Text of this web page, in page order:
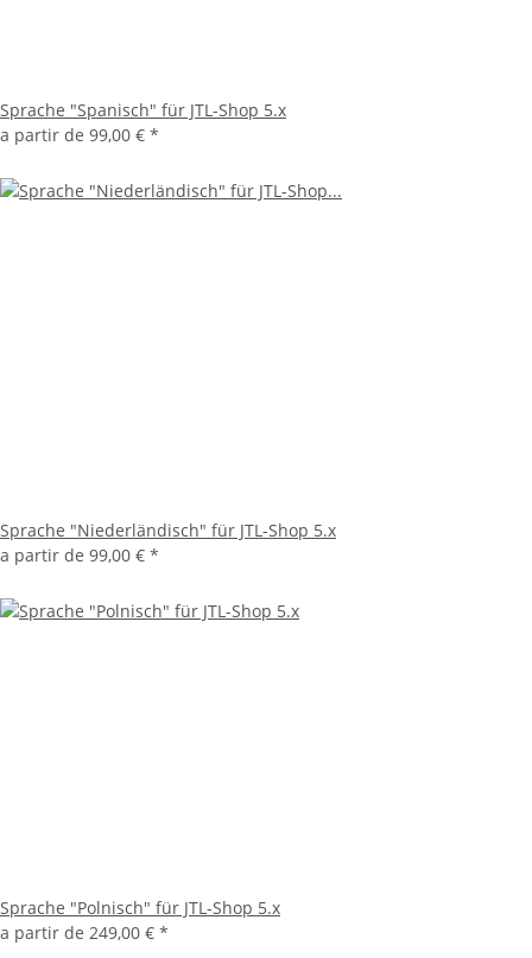
Sprache "Spanisch" für JTL-Shop 5.x
a partir de 99,00 € *
Sprache "Niederländisch" für JTL-Shop 5.x
a partir de 99,00 € *
Sprache "Polnisch" für JTL-Shop 5.x
a partir de 249,00 € *